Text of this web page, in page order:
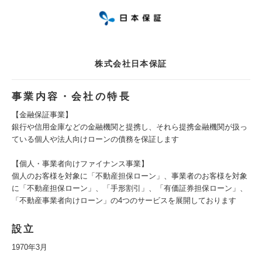
株式会社日本保証
事業内容・会社の特長
【金融保証事業】
銀行や信用金庫などの金融機関と提携し、それら提携金融機関が扱っ
ている個人や法人向けローンの債務を保証します
【個人・事業者向けファイナンス事業】
個人のお客様を対象に「不動産担保ローン」、事業者のお客様を対象
に「不動産担保ローン」、「手形割引」、「有価証券担保ローン」、
「不動産事業者向けローン」の4つのサービスを展開しております
設立
1970年3月